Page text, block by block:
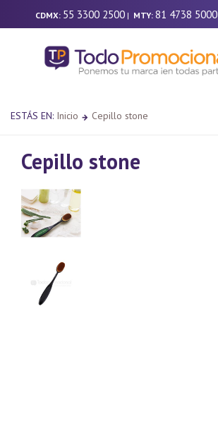
CDMX: 55 3300 2500 | MTY: 81 4738 5000
ESTÁS EN: Inicio Cepillo stone
Cepillo stone